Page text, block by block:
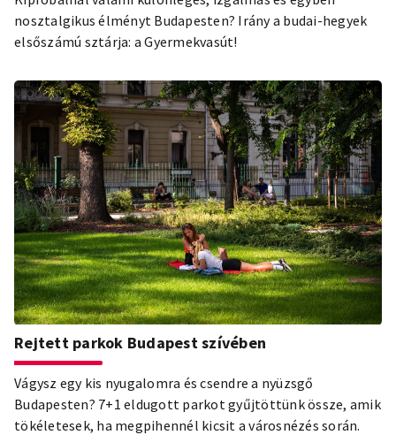
nosztalgikus élményt Budapesten? Irány a budai-hegyek
elsőszámú sztárja: a Gyermekvasút!
Rejtett parkok Budapest szívében
Vágysz egy kis nyugalomra és csendre a nyüzsgő
Budapesten? 7+1 eldugott parkot gyűjtöttünk össze, amik
tökéletesek, ha megpihennél kicsit a városnézés során.